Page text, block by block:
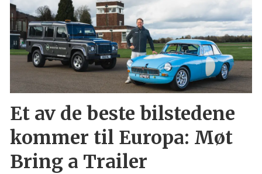
Et av de beste bilstedene
kommer til Europa: Møt
Bring a Trailer